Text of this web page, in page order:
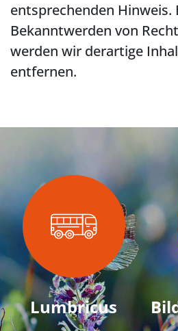
entsprechenden Hinweis.
Bekanntwerden von
werden wir derartige
entfernen.
Lumbricus